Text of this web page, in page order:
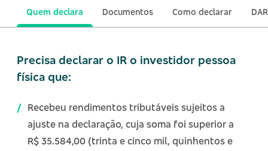
Quem declara Documentos Como declarar
Precisa declarar o IR o investidor pessoa
física que:
Recebeu rendimentos tributáveis sujeitos a
ajuste na declaração, cuja soma foi superior a
R$ 35.584,00 (trinta e cinco mil, quinhentos e